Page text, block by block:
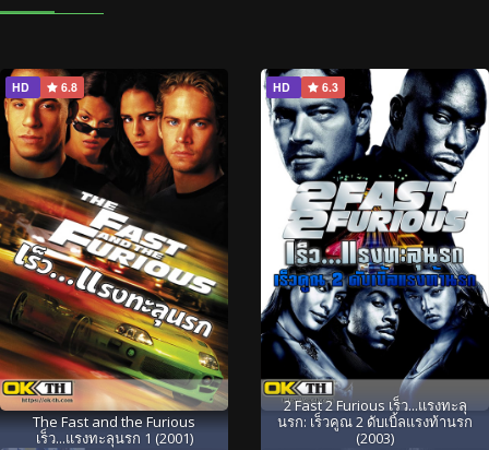
HD 6.8
The Fast and the Furious
เร็ว...แรงทะลุนรก 1 (2001)
HD 6.3
2 Fast 2 Furious เร็ว...แรงทะลุ
นรก: เร็วคูณ 2 ดับเบิ้ลแรงท้านรก
(2003)